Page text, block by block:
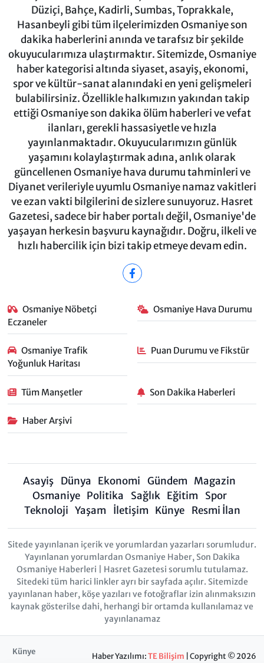
Düziçi, Bahçe, Kadirli, Sumbas, Toprakkale,
Hasanbeyli gibi tüm ilçelerimizden Osmaniye son
dakika haberlerini anında ve tarafsız bir şekilde
okuyucularımıza ulaştırmaktır. Sitemizde, Osmaniye
haber kategorisi altında siyaset, asayiş, ekonomi,
spor ve kültür-sanat alanındaki en yeni gelişmeleri
bulabilirsiniz. Özellikle halkımızın yakından takip
ettiği Osmaniye son dakika ölüm haberleri ve vefat
ilanları, gerekli hassasiyetle ve hızla
yayınlanmaktadır. Okuyucularımızın günlük
yaşamını kolaylaştırmak adına, anlık olarak
güncellenen Osmaniye hava durumu tahminleri ve
Diyanet verileriyle uyumlu Osmaniye namaz vakitleri
ve ezan vakti bilgilerini de sizlere sunuyoruz. Hasret
Gazetesi, sadece bir haber portalı değil, Osmaniye'de
yaşayan herkesin başvuru kaynağıdır. Doğru, ilkeli ve
hızlı habercilik için bizi takip etmeye devam edin.
Osmaniye Nöbetçi
Eczaneler
Osmaniye Hava Durumu
Osmaniye Trafik
Yoğunluk Haritası
Puan Durumu ve Fikstür
Tüm Manşetler Son Dakika Haberleri
Haber Arşivi
Asayiş Dünya Ekonomi Gündem Magazin
Osmaniye Politika Sağlık Eğitim
Spor
Teknoloji Yaşam İletişim Künye Resmi İlan
Sitede yayınlanan içerik ve yorumlardan yazarları sorumludur.
Yayınlanan yorumlardan Osmaniye Haber, Son Dakika
Osmaniye Haberleri | Hasret Gazetesi sorumlu tutulamaz.
Sitedeki tüm harici linkler ayrı bir sayfada açılır. Sitemizde
yayınlanan haber, köşe yazıları ve fotoğraflar izin alınmaksızın
kaynak gösterilse dahi, herhangi bir ortamda kullanılamaz ve
yayınlanamaz
Künye Haber Yazılımı:TE Bilişim | Copyright © 2026